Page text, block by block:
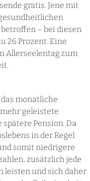
gratis. Jene mit
– bei diesen
26 Prozent. Eine
Allerseelentag zum
monatliche
geleistete
Pension. Da
in der Regel
somit niedrigere
zusätzlich jede
leisten und sich daher